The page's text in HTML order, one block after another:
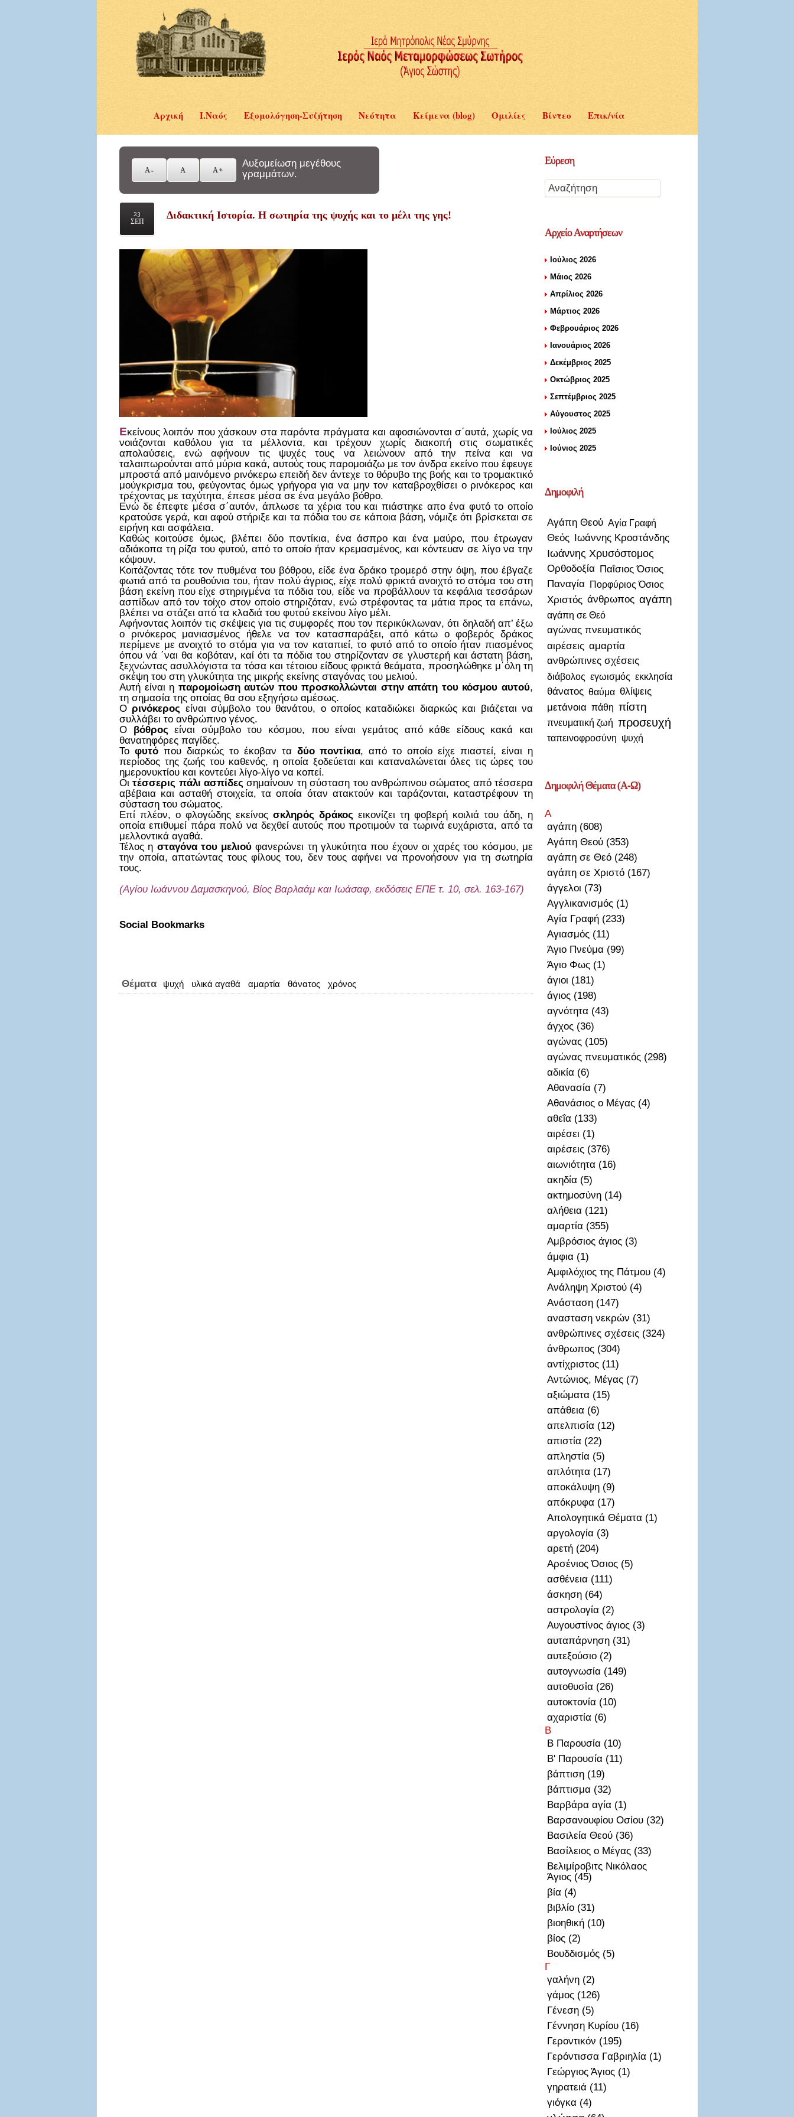
Αρχική Ι.Ναός Εξομολόγηση-Συζήτηση Νεότητα Κείμενα (blog) Ομιλίες Βίντεο Επικ/νία
Αυξομείωση μεγέθους
γραμμάτων.
23
ΣΕΠ
Διδακτική Ιστορία. Η σωτηρία της ψυχής και το μέλι της γης!
Εκείνους λοιπόν που χάσκουν στα παρόντα πράγματα και αφοσιώνονται σ΄αυτά, χωρίς να
νοιάζονται καθόλου για τα μέλλοντα, και τρέχουν χωρίς διακοπή στις σωματικές
απολαύσεις, ενώ αφήνουν τις ψυχές τους να λειώνουν από την πείνα και να
ταλαιπωρούνται από μύρια κακά, αυτούς τους παρομοιάζω με τον άνδρα εκείνο που έφευγε
μπροστά από μαινόμενο ρινόκερω επειδή δεν άντεχε το θόρυβο της βοής και το τρομακτικό
μούγκρισμα του, φεύγοντας όμως γρήγορα για να μην τον καταβροχθίσει ο ρινόκερος και
τρέχοντας με ταχύτητα, έπεσε μέσα σε ένα μεγάλο βόθρο.
Ενώ δε έπεφτε μέσα σ΄αυτόν, άπλωσε τα χέρια του και πιάστηκε απο ένα φυτό το οποίο
κρατούσε γερά, και αφού στήριξε και τα πόδια του σε κάποια βάση, νόμιζε ότι βρίσκεται σε
ειρήνη και ασφάλεια.
Καθώς κοιτούσε όμως, βλέπει δύο ποντίκια, ένα άσπρο και ένα μαύρο, που έτρωγαν
αδιάκοπα τη ρίζα του φυτού, από το οποίο ήταν κρεμασμένος, και κόντευαν σε λίγο να την
κόψουν.
Κοιτάζοντας τότε τον πυθμένα του βόθρου, είδε ένα δράκο τρομερό στην όψη, που έβγαζε
φωτιά από τα ρουθούνια του, ήταν πολύ άγριος, είχε πολύ φρικτά ανοιχτό το στόμα του στη
βάση εκείνη που είχε στηριγμένα τα πόδια του, είδε να προβάλλουν τα κεφάλια τεσσάρων
ασπίδων από τον τοίχο στον οποίο στηριζόταν, ενώ στρέφοντας τα μάτια προς τα επάνω,
βλέπει να στάζει από τα κλαδιά του φυτού εκείνου λίγο μέλι.
Αφήνοντας λοιπόν τις σκέψεις για τις συμφορές που τον περικύκλωναν, ότι δηλαδή απ’ έξω
ο ρινόκερος μανιασμένος ήθελε να τον κατασπαράξει, από κάτω ο φοβερός δράκος
περίμενε με ανοιχτό το στόμα για να τον καταπιεί, το φυτό από το οποίο ήταν πιασμένος
όπου νά ΄ναι θα κοβόταν, καί ότι τα πόδια του στηρίζονταν σε γλυστερή και άστατη βάση,
ξεχνώντας ασυλλόγιστα τα τόσα και τέτοιου είδους φρικτά θεάματα, προσηλώθηκε μ΄όλη τη
σκέψη του στη γλυκύτητα της μικρής εκείνης σταγόνας του μελιού.
Αυτή είναι η παρομοίωση αυτών που προσκολλώνται στην απάτη του κόσμου αυτού,
τη σημασία της οποίας θα σου εξηγήσω αμέσως.
Ο ρινόκερος είναι σύμβολο του θανάτου, ο οποίος καταδιώκει διαρκώς και βιάζεται να
συλλάβει το ανθρώπινο γένος.
Ο βόθρος είναι σύμβολο του κόσμου, που είναι γεμάτος από κάθε είδους κακά και
θανατηφόρες παγίδες.
Το φυτόπου διαρκώς το έκοβαν τα δύο ποντίκια, από το οποίο είχε πιαστεί, είναι η
περίοδος της ζωής του καθενός, η οποία ξοδεύεται και καταναλώνεται όλες τις ώρες του
ημερονυκτίου και κοντεύει λίγο-λίγο να κοπεί.
Οιτέσσερις πάλι ασπίδες σημαίνουν τη σύσταση του ανθρώπινου σώματος από τέσσερα
αβέβαια και ασταθή στοιχεία, τα οποία όταν ατακτούν και ταράζονται, καταστρέφουν τη
σύσταση του σώματος.
Επί πλέον, ο φλογώδης εκείνος σκληρός δράκος εικονίζει τη φοβερή κοιλιά του άδη, η
οποία επιθυμεί πάρα πολύ να δεχθεί αυτούς που προτιμούν τα τωρινά ευχάριστα, από τα
μελλοντικά αγαθά.
Τέλος η σταγόνα του μελιού φανερώνει τη γλυκύτητα που έχουν οι χαρές του κόσμου, με
την οποία, απατώντας τους φίλους του, δεν τους αφήνει να προνοήσουν για τη σωτηρία
τους.
(Αγίου Ιωάννου Δαμασκηνού, Βίος Βαρλαάμ και Ιωάσαφ, εκδόσεις ΕΠΕ τ. 10, σελ. 163-167)
Social Bookmarks
Θέματα ψυχή υλικά αγαθά αμαρτία θάνατος χρόνος
Εύρεση
ΑρχείοΑναρτήσεων
Ιούλιος 2026
Μάιος 2026
Απρίλιος 2026
Μάρτιος 2026
Φεβρουάριος 2026
Ιανουάριος 2026
Δεκέμβριος 2025
Οκτώβριος 2025
Σεπτέμβριος 2025
Αύγουστος 2025
Ιούλιος 2025
Ιούνιος 2025
Δημοφιλή
Αγάπη Θεού Αγία Γραφή
Θεός Ιωάννης Κροστάνδης
Ιωάννης Χρυσόστομος
Ορθοδοξία Παΐσιος Όσιος
Παναγία Πορφύριος Όσιος
Χριστός άνθρωπος αγάπη
αγάπη σε Θεό
αγώνας πνευματικός
αιρέσεις αμαρτία
ανθρώπινες σχέσεις
διάβολος εγωισμός εκκλησία
θάνατος θαύμα θλίψεις
μετάνοια πάθη πίστη
πνευματική ζωή προσευχή
ταπεινοφροσύνη ψυχή
ΔημοφιλήΘέματα (Α-Ω)
Α
αγάπη (608)
Αγάπη Θεού (353)
αγάπη σε Θεό (248)
αγάπη σε Χριστό (167)
άγγελοι (73)
Αγγλικανισμός (1)
Αγία Γραφή (233)
Αγιασμός (11)
Άγιο Πνεύμα (99)
Άγιο Φως (1)
άγιοι (181)
άγιος (198)
αγνότητα (43)
άγχος (36)
αγώνας (105)
αγώνας πνευματικός (298)
αδικία (6)
Αθανασία (7)
Αθανάσιος ο Μέγας (4)
αθεΐα (133)
αιρέσει (1)
αιρέσεις (376)
αιωνιότητα (16)
ακηδία (5)
ακτημοσὐνη (14)
αλήθεια (121)
αμαρτία (355)
Αμβρόσιος άγιος (3)
άμφια (1)
Αμφιλόχιος της Πάτμου (4)
Ανάληψη Χριστού (4)
Ανάσταση (147)
ανασταση νεκρών (31)
ανθρώπινες σχέσεις (324)
άνθρωπος (304)
αντίχριστος (11)
Αντώνιος, Μέγας (7)
αξιώματα (15)
απἀθεια (6)
απελπισία (12)
απιστία (22)
απληστία (5)
απλότητα (17)
αποκάλυψη (9)
απόκρυφα (17)
Απολογητικά Θέματα (1)
αργολογία (3)
αρετή (204)
Αρσένιος Όσιος (5)
ασθένεια (111)
άσκηση (64)
αστρολογία (2)
Αυγουστίνος άγιος (3)
αυταπάρνηση (31)
αυτεξούσιο (2)
αυτογνωσία (149)
αυτοθυσἰα (26)
αυτοκτονία (10)
αχαριστία (6)
Β
Β Παρουσία (10)
Β' Παρουσία (11)
βάπτιση (19)
βάπτισμα (32)
Βαρβάρα αγία (1)
Βαρσανουφίου Οσίου (32)
Βασιλεία Θεού (36)
Βασίλειος ο Μέγας (33)
Βελιμίροβιτς Νικόλαος
Άγιος (45)
βία (4)
βιβλίο (31)
βιοηθική (10)
βίος (2)
Βουδδισμός (5)
Γ
γαλήνη (2)
γάμος (126)
Γένεση (5)
Γέννηση Κυρίου (16)
Γεροντικόν (195)
Γερόντισσα Γαβριηλία (1)
Γεώργιος Άγιος (1)
γηρατειά (11)
γιόγκα (4)